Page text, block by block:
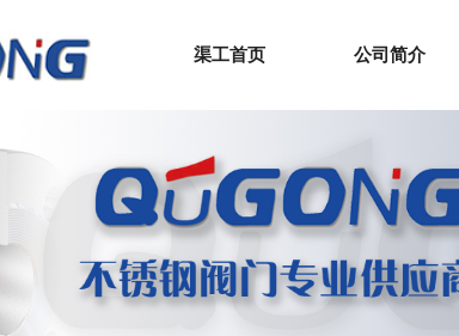
渠工首页 公司简介